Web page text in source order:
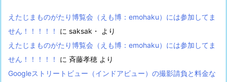
えたじまものがたり博覧会（えも博：emohaku）には参加してま
せん！！！！！
に saksak・
より
えたじまものがたり博覧会（えも博：emohaku）には参加してま
せん！！！！！
に 斉藤孝穂 より
Googleストリートビュー（インドアビュー）の撮影請負と料金な